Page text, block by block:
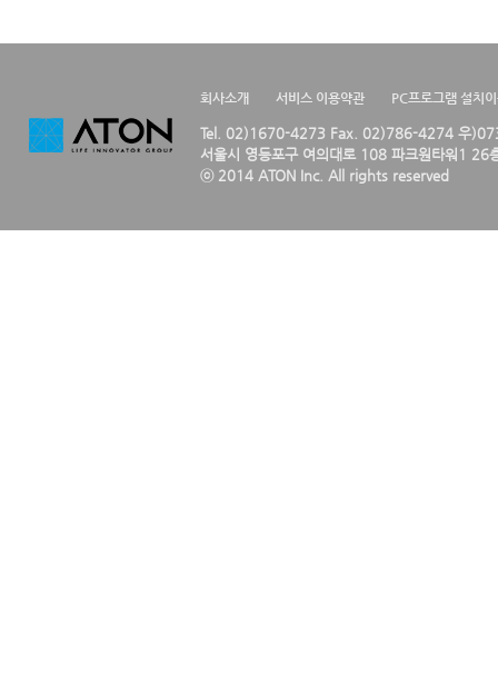
회사소개 서비스 이용약관 PC프로그램 설치
Tel. 02)1670-4273 Fax. 02)786-4274 우
서울시 영등포구 여의대로 108 파크원타워1 26
ⓒ 2014 ATON Inc. All rights reserved